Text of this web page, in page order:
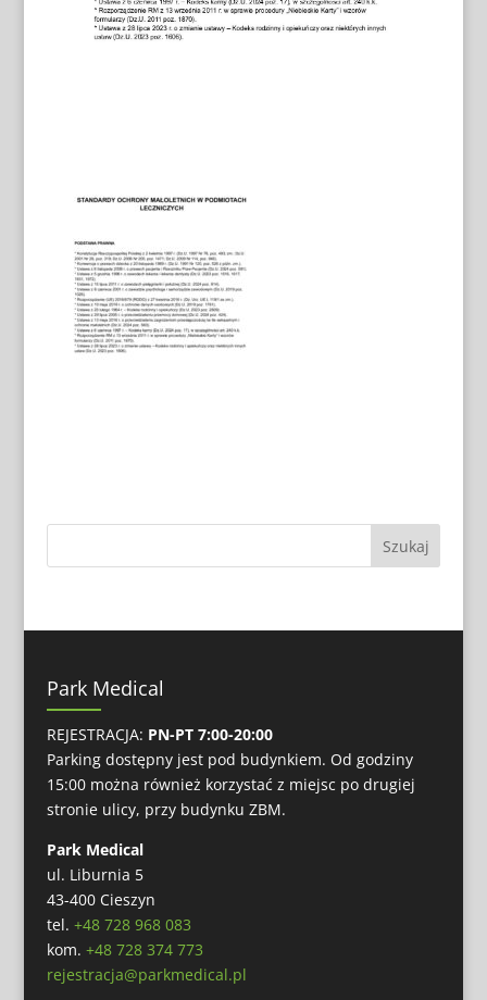
Park Medical
REJESTRACJA: PN-PT 7:00-20:00
Parking dostępny jest pod budynkiem. Od godziny
15:00 można również korzystać z miejsc po drugiej
stronie ulicy, przy budynku ZBM.
Park Medical
ul. Liburnia 5
43-400 Cieszyn
tel. +48 728 968 083
kom. +48 728 374 773
rejestracja@parkmedical.pl